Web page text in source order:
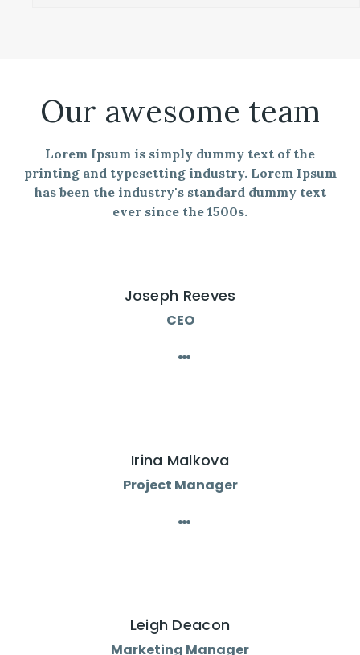
Our awesome team
Lorem Ipsum is simply dummy text of the
printing and typesetting industry. Lorem Ipsum
has been the industry's standard dummy text
ever since the 1500s.
Joseph Reeves
CEO
Irina Malkova
Project Manager
Leigh Deacon
Marketing Manager